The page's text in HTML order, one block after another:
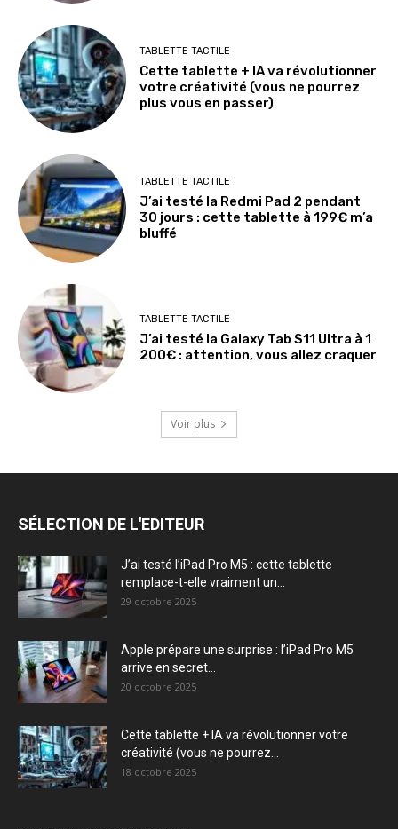
TABLETTE TACTILE
Cette tablette + IA va révolutionner
votre créativité (vous ne pourrez
plus vous en passer)
TABLETTE TACTILE
J’ai testé la Redmi Pad 2 pendant
30 jours : cette tablette à 199€ m’a
bluffé
TABLETTE TACTILE
J’ai testé la Galaxy Tab S11 Ultra à 1
200€ : attention, vous allez craquer
Voir plus
SÉLECTION DE L'EDITEUR
J’ai testé l’iPad Pro M5 : cette tablette
remplace-t-elle vraiment un...
29 octobre 2025
Apple prépare une surprise : l’iPad Pro M5
arrive en secret...
20 octobre 2025
Cette tablette + IA va révolutionner votre
créativité (vous ne pourrez...
18 octobre 2025